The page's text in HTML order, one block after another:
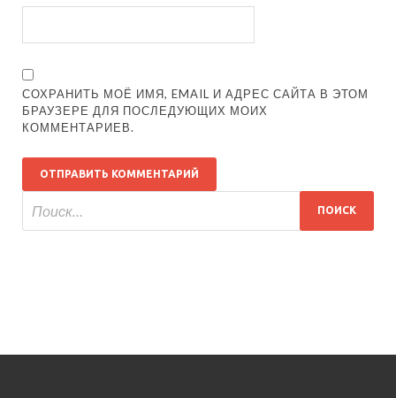
СОХРАНИТЬ МОЁ ИМЯ, EMAIL И АДРЕС САЙТА В ЭТОМ
БРАУЗЕРЕ ДЛЯ ПОСЛЕДУЮЩИХ МОИХ
КОММЕНТАРИЕВ.